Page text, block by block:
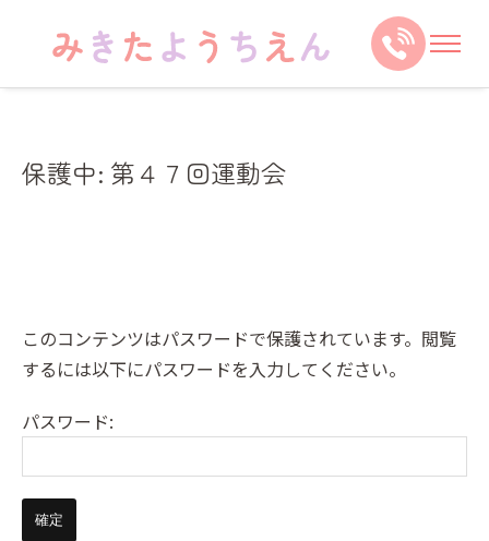
保護中: 第４７回運動会
このコンテンツはパスワードで保護されています。閲覧
するには以下にパスワードを入力してください。
パスワード: